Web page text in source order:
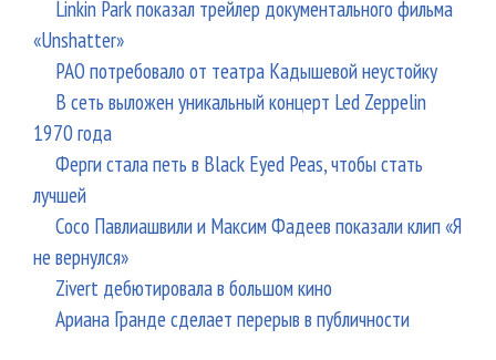
Linkin Park показал трейлер документального фильма
«Unshatter»
РАО потребовало от театра Кадышевой неустойку
В сеть выложен уникальный концерт Led Zeppelin
1970 года
Ферги стала петь в Black Eyed Peas, чтобы стать
лучшей
Сосо Павлиашвили и Максим Фадеев показали клип «Я
не вернулся»
Zivert дебютировала в большом кино
Ариана Гранде сделает перерыв в публичности